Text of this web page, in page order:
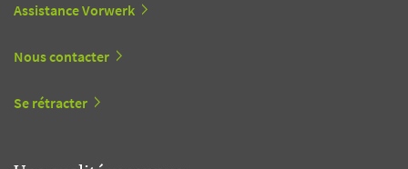
Assistance Vorwerk
Nous contacter
Se rétracter